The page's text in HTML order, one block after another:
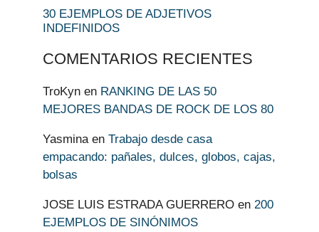
30 EJEMPLOS DE ADJETIVOS
INDEFINIDOS
COMENTARIOS RECIENTES
TroKyn en RANKING DE LAS 50
MEJORES BANDAS DE ROCK DE LOS 80
Yasminaen Trabajo desde casa
empacando: pañales, dulces, globos, cajas,
bolsas
JOSE LUIS ESTRADA GUERRERO en 200
EJEMPLOS DE SINÓNIMOS